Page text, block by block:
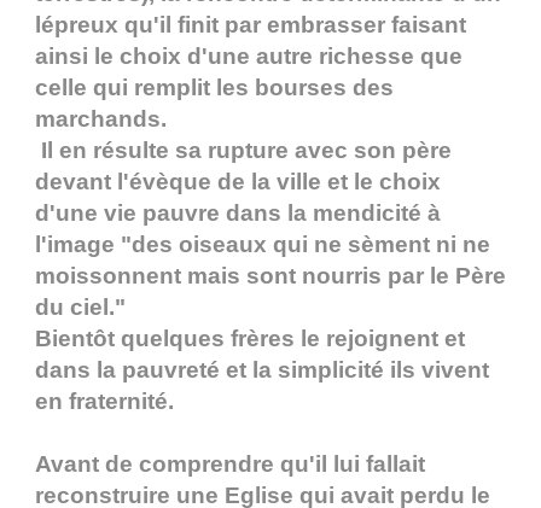
lépreux qu'il finit par embrasser faisant
ainsi le choix d'une autre richesse que
celle qui remplit les bourses des
marchands.
Il en résulte sa rupture avec son père
devant l'évèque de la ville et le choix
d'une vie pauvre dans la mendicité à
l'image "des oiseaux qui ne sèment ni ne
moissonnent mais sont nourris par le Père
du ciel."
Bientôt quelques frères le rejoignent et
dans la pauvreté et la simplicité ils vivent
en fraternité.
Avant de comprendre qu'il lui fallait
reconstruire une Eglise qui avait perdu le